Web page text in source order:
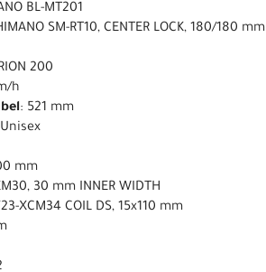
BL-MT201
SM-RT10, CENTER LOCK, 180/180 mm
200
h
: 521 mm
mm
30 mm INNER WIDTH
XCM34 COIL DS, 15x110 mm